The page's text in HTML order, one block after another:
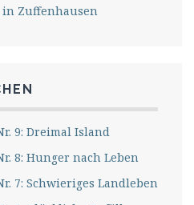
Zuffenhausen
9: Dreimal Island
8: Hunger nach Leben
7: Schwieriges Landleben